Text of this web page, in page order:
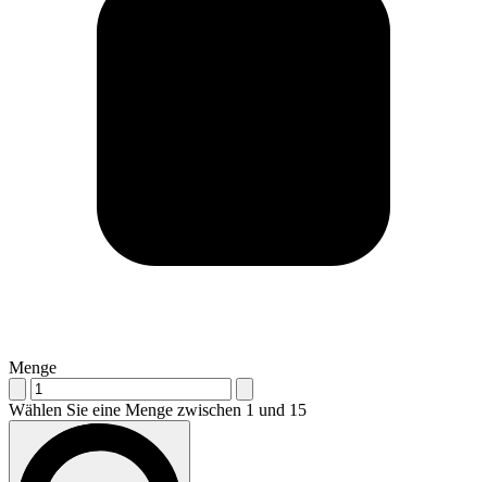
Menge
Wählen Sie eine Menge zwischen 1 und 15